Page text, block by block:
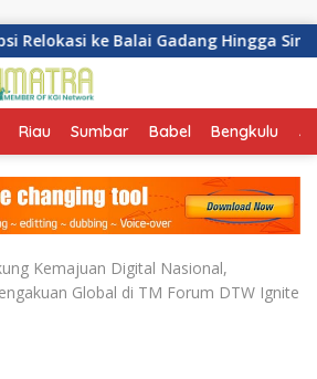
Balai Gadang Hingga Simpang Haru
Riau Sumbar Babel Bengkulu
Kemajuan Digital Nasional,
Global di TM Forum DTW Ignite